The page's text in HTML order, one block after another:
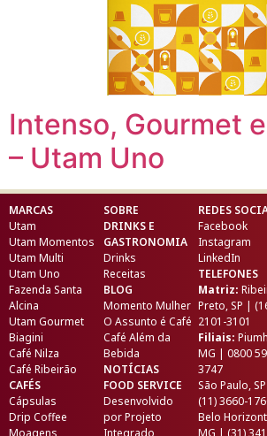
Intenso, Gourmet
– Utam Uno
MARCAS
Utam
Utam Momentos
Utam Multi
Utam Uno
Fazenda Santa
Alcina
Utam Gourmet
Biagini
Café Nilza
Café Ribeirão
CAFÉS
Cápsulas
Drip Coffee
Moagens
SOBRE
DRINKS E
GASTRONOMIA
Drinks
Receitas
BLOG
Momento Mulher
O Assunto é Café
Café Além da
Bebida
NOTÍCIAS
FOOD SERVICE
Desenvolvido
porProjeto
Integrado
REDES
Facebook
Instagram
LinkedIn
TELEFONES
Matriz:
Preto, SP |
2101-3101
Filiais:
MG | 0800
3747
São Paulo,
(11) 3660-
Belo
MG | (31)